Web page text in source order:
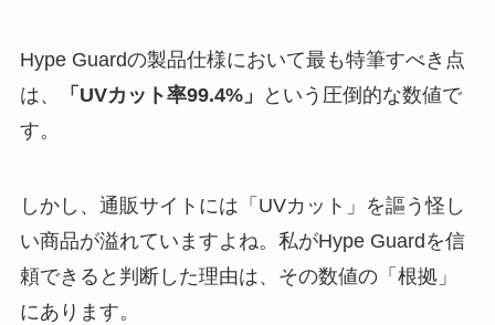
Hype Guardの製品仕様において最も特筆すべき点
は、
「UVカット率99.4%」
という圧倒的な数値で
す。
しかし、通販サイトには「UVカット」を謳う怪し
い商品が溢れていますよね。私がHype Guardを信
頼できると判断した理由は、その数値の「根拠」
にあります。